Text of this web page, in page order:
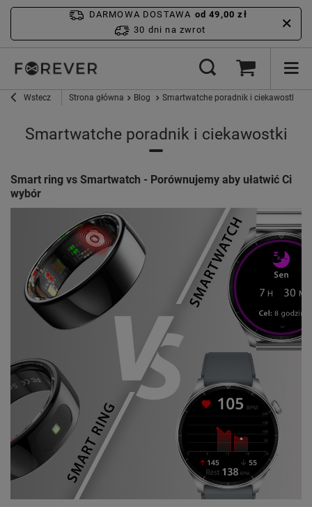
DARMOWA DOSTAWA od 49,00 zł
30 dni na zwrot
Wstecz Strona główna Blog Smartwatche poradnik i ciekawostki
Smartwatche poradnik i ciekawostki
Smart ring vs Smartwatch - Porównujemy aby ułatwić Ci
wybór